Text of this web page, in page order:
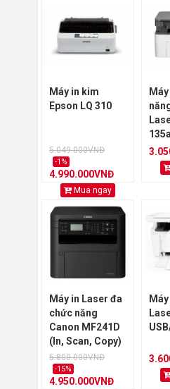
Máy in kim
Epson LQ 310
5.049.000VNĐ
-1%
4.990.000VNĐ
Mua ngay
USB
Máy in Laser đa
chức năng
Canon MF241D
(In, Scan, Copy)
2 mặt/ USB
5.800.000VNĐ
-15%
4.950.000VNĐ